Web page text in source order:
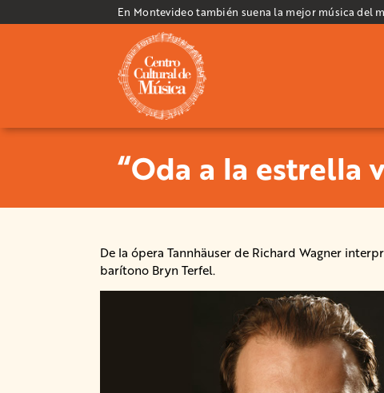
En Montevideo también suena la mejor música del
“Oda a la estrella
De la ópera Tannhäuser de Richard Wagner
barítono Bryn Terfel.